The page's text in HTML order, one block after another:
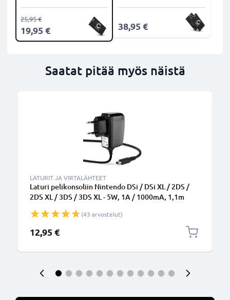
19,95 €
25,95 €
38,95 €
Saatat pitää myös näistä
LATURIT JA VIRTALÄHTEET
Laturi pelikonsoliin Nintendo DSi / DSi XL / 2DS /
2DS XL / 3DS / 3DS XL - 5W, 1A / 1000mA, 1,1m
(43 arvostelut)
12,95 €